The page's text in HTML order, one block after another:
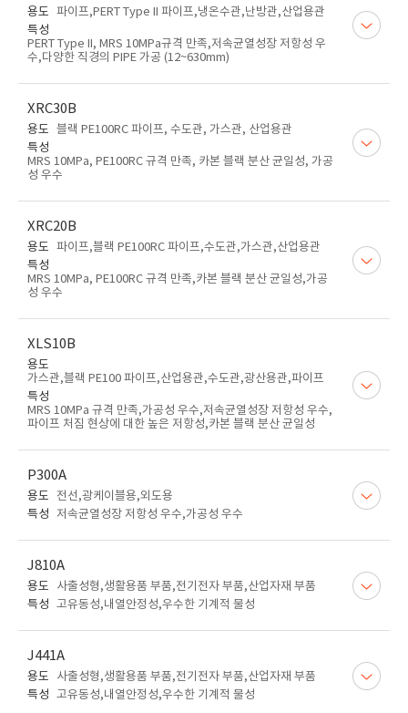
용도 파이프,PERT Type II 파이프,냉온수관,난방관,산업용관
특성
PERT Type II, MRS 10MPa규격 만족,저속균열성장 저항성 우
수,다양한 직경의 PIPE 가공 (12~630mm)
XRC30B
용도 블랙 PE100RC 파이프, 수도관, 가스관, 산업용관
특성
MRS 10MPa, PE100RC 규격 만족, 카본 블랙 분산 균일성, 가공
성 우수
XRC20B
용도 파이프,블랙 PE100RC 파이프,수도관,가스관,산업용관
특성
MRS 10MPa, PE100RC 규격 만족,카본 블랙 분산 균일성,가공
성 우수
XLS10B
용도
가스관,블랙 PE100 파이프,산업용관,수도관,광산용관,파이프
특성
MRS 10MPa 규격 만족,가공성 우수,저속균열성장 저항성 우수,
파이프 처짐 현상에 대한 높은 저항성,카본 블랙 분산 균일성
P300A
용도
전선,광케이블용,외도용
특성
저속균열성장 저항성 우수,가공성 우수
J810A
용도
사출성형,생활용품 부품,전기전자 부품,산업자재 부품
특성 고유동성,내열안정성,우수한 기계적 물성
J441A
용도
사출성형,생활용품 부품,전기전자 부품,산업자재 부품
특성 고유동성,내열안정성,우수한 기계적 물성